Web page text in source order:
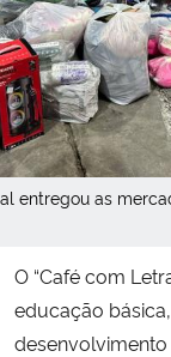
entregou as
O “Café com
educação